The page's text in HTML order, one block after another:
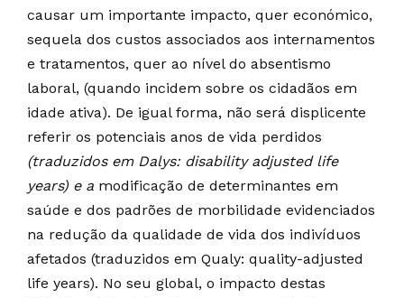
causar um importante impacto, quer económico,
sequela dos custos associados aos internamentos
e tratamentos, quer ao nível do absentismo
laboral, (quando incidem sobre os cidadãos em
idade ativa). De igual forma, não será displicente
referir os potenciais anos de vida perdidos
(traduzidos em Dalys: disability adjusted life
years) e a modificação de determinantes em
saúde e dos padrões de morbilidade evidenciados
na redução da qualidade de vida dos indivíduos
afetados (traduzidos em Qualy: quality-adjusted
life years). No seu global, o impacto destas